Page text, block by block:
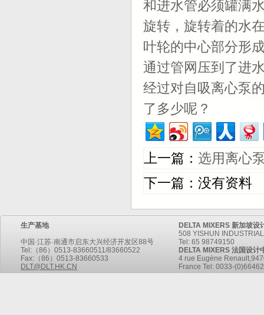
和进水管必须罐满
旋转，旋转着的水
叶轮的中心部分形
通过管网压到了进
经过对自吸离心泵
了多少呢？
上一篇： 选用离心
下一篇：没有资料
生产基地
中国·江苏·南通市启东大兴经济开发区88号
Tel:（86）0513-83660511/83660522
Fax:（86）0513-83660533
DLT@DLT.HK.CN
DELTA MIXERS 新加坡设
508 YISHUN
Tel: 65 98749150
DELTA MIXERS 法国设计
4 rue Eugène
France Tel: 0033-